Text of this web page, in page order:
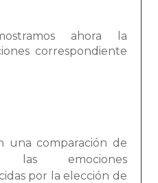
ahora la
correspondiente
una comparación de
las emociones
por la elección de